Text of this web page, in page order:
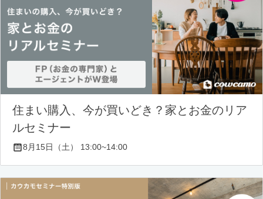
住まい購入、今が買いどき？家とお金のリア
ルセミナー
8月15日（土） 13:00~14:00